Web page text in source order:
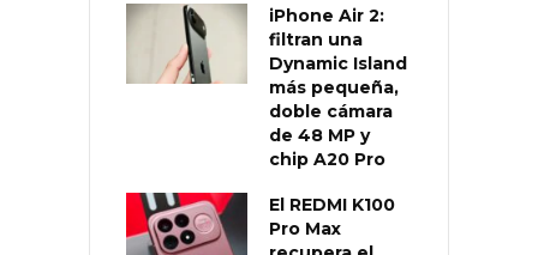
iPhone Air 2:
filtran una
Dynamic Island
más pequeña,
doble cámara
de 48 MP y
chip A20 Pro
El REDMI K100
Pro Max